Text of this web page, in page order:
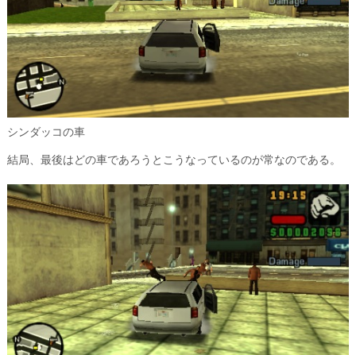
シンダッコの車
結局、最後はどの車であろうとこうなっているのが常なのである。